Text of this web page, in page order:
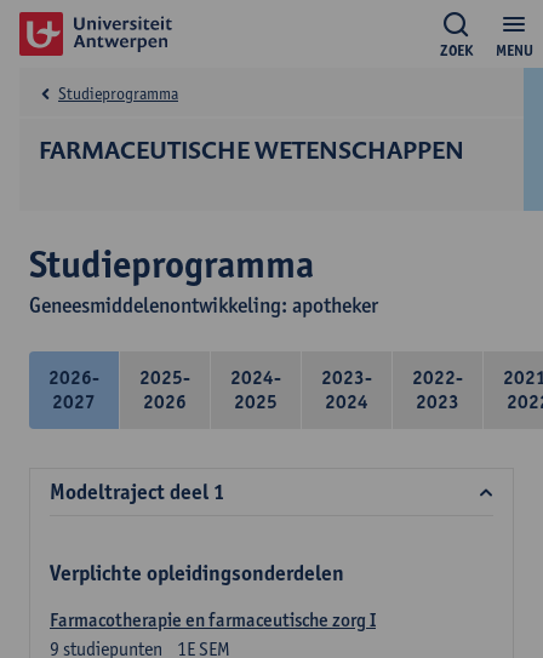
MENU
ZOEK
FARMACEUTISCHE WETENSCHAPPEN
Studieprogramma
Studieprogramma
Geneesmiddelenontwikkeling: apotheker
2026-
2027
2025-
2026
2024-
2025
2023-
2024
2022-
2023
Modeltraject deel 1
Verplichte opleidingsonderdelen
Farmacotherapie en farmaceutische zorg I
1E SEM
9 studiepunten